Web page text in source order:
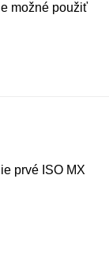
možné použiť
prvé ISO MX